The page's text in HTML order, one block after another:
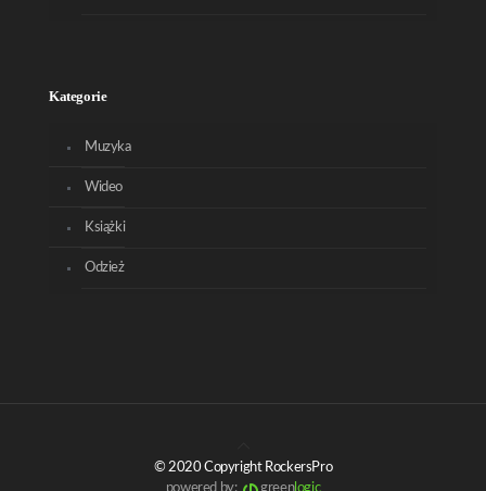
Kategorie
Muzyka
Wideo
Książki
Odzież
© 2020 Copyright RockersPro